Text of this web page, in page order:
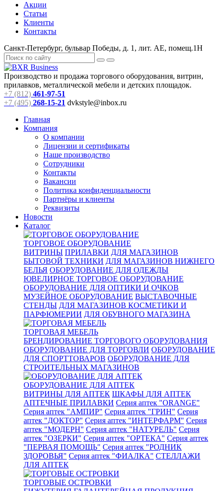
Акции
Статьи
Клиенты
Контакты
Санкт-Петербург, бульвар Победы, д. 1, лит. АЕ, помещ.1Н
Производство и продажа торгового оборудования, витрин,
прилавков, металлической мебели и детских площадок.
+7 (812) 461-97-51
+7 (495) 268-15-21 dvkstyle@inbox.ru
Главная
Компания
О компании
Лицензии и сертификаты
Наше производство
Сотрудники
Контакты
Вакансии
Политика конфиденциальности
Партнёры и клиенты
Реквизиты
Новости
Каталог
ТОРГОВОЕ ОБОРУДОВАНИЕ
ВИТРИНЫ ПРИЛАВКИ ДЛЯ МАГАЗИНОВ
БЫТОВОЙ ТЕХНИКИ ДЛЯ МАГАЗИНОВ НИЖНЕГО
БЕЛЬЯ ОБОРУДОВАНИЕ ДЛЯ ОДЕЖДЫ
ЮВЕЛИРНОЕ ТОРГОВОЕ ОБОРУДОВАНИЕ
ОБОРУДОВАНИЕ ДЛЯ ОПТИКИ И ОЧКОВ
МУЗЕЙНОЕ ОБОРУДОВАНИЕ ВЫСТАВОЧНЫЕ
СТЕНДЫ ДЛЯ МАГАЗИНОВ КОСМЕТИКИ И
ПАРФЮМЕРИИ ДЛЯ ОБУВНОГО МАГАЗИНА
ТОРГОВАЯ МЕБЕЛЬ
БРЕНДИРОВАНИЕ ТОРГОВОГО ОБОРУДОВАНИЯ
ОБОРУДОВАНИЕ ДЛЯ ТОРГОВЛИ ОБОРУДОВАНИЕ
ДЛЯ СПОРТТОВАРОВ ОБОРУДОВАНИЕ ДЛЯ
СТРОИТЕЛЬНЫХ МАГАЗИНОВ
ОБОРУДОВАНИЕ ДЛЯ АПТЕК
ВИТРИНЫ ДЛЯ АПТЕК ШКАФЫ ДЛЯ АПТЕК
АПТЕЧНЫЕ ПРИЛАВКИ Серия аптек "ORANGE"
Серия аптек "АМПИР" Серия аптек "ГРИН" Серия
аптек "ДОКТОР" Серия аптек "ИНТЕРФАРМ" Серия
аптек "МОДЕРН" Серия аптек "НАТУРЕЛЬ" Серия
аптек "ОЗЕРКИ" Серия аптек "ОРТЕКА" Серия аптек
"ПЕРВАЯ ПОМОЩЬ" Серия аптек "РОДНИК
ЗДОРОВЬЯ" Серия аптек "ФИАЛКА" СТЕЛЛАЖИ
ДЛЯ АПТЕК
ТОРГОВЫЕ ОСТРОВКИ